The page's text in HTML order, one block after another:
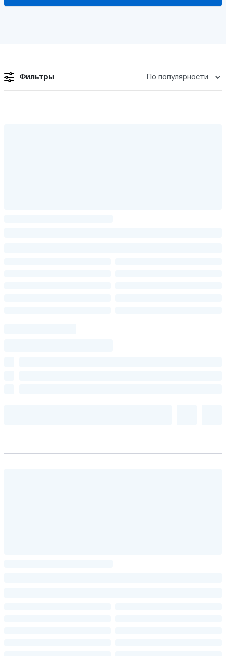
Фильтры